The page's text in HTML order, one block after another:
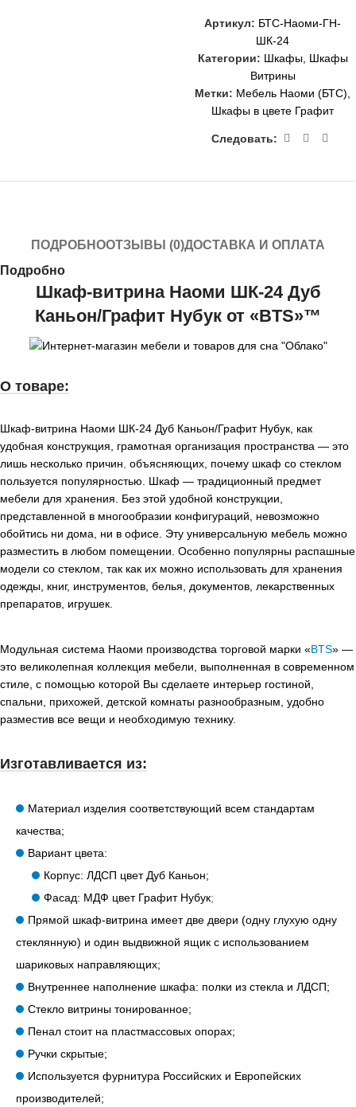
Артикул: БТС-Наоми-ГН-
ШК-24
Категории: Шкафы, Шкафы
Витрины
Метки: Мебель Наоми (БТС)
Шкафы в цвете Графит
Следовать:
ПОДРОБНООТЗЫВЫ (0)ДОСТАВКА И ОПЛАТА
Подробно
Шкаф-витрина Наоми ШК-24 Дуб
Каньон/Графит Нубук от «BTS»™
О товаре:
Шкаф-витрина Наоми ШК-24 Дуб Каньон/Графит Нубук, как
удобная конструкция, грамотная организация пространства — это
лишь несколько причин, объясняющих, почему шкаф со стеклом
пользуется популярностью. Шкаф — традиционный предмет
мебели для хранения. Без этой удобной конструкции,
представленной в многообразии конфигураций, невозможно
обойтись ни дома, ни в офисе. Эту универсальную мебель можно
разместить в любом помещении. Особенно популярны распашные
модели со стеклом, так как их можно использовать для хранения
одежды, книг, инструментов, белья, документов, лекарственных
препаратов, игрушек.
Модульная система Наоми производства торговой марки «BTS» —
это великолепная коллекция мебели, выполненная в современном
стиле, с помощью которой Вы сделаете интерьер гостиной,
спальни, прихожей, детской комнаты разнообразным, удобно
разместив все вещи и необходимую технику.
Изготавливается из:
Материал изделия соответствующий всем стандартам
качества;
Вариант цвета:
Корпус: ЛДСП цвет Дуб Каньон;
Фасад: МДФ цвет Графит Нубук;
Прямой шкаф-витрина имеет две двери (одну глухую одну
стеклянную) и один выдвижной ящик с использованием
шариковых направляющих;
Внутреннее наполнение шкафа: полки из стекла и ЛДСП;
Стекло витрины тонированное;
Пенал стоит на пластмассовых опорах;
Ручки скрытые;
Используется фурнитура Российских и Европейских
производителей;